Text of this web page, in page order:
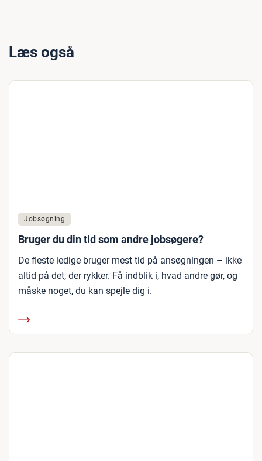
Læs også
Jobsøgning
Bruger du din tid som andre jobsøgere?
De fleste ledige bruger mest tid på ansøgningen – ikke
altid på det, der rykker. Få indblik i, hvad andre gør, og
måske noget, du kan spejle dig i.